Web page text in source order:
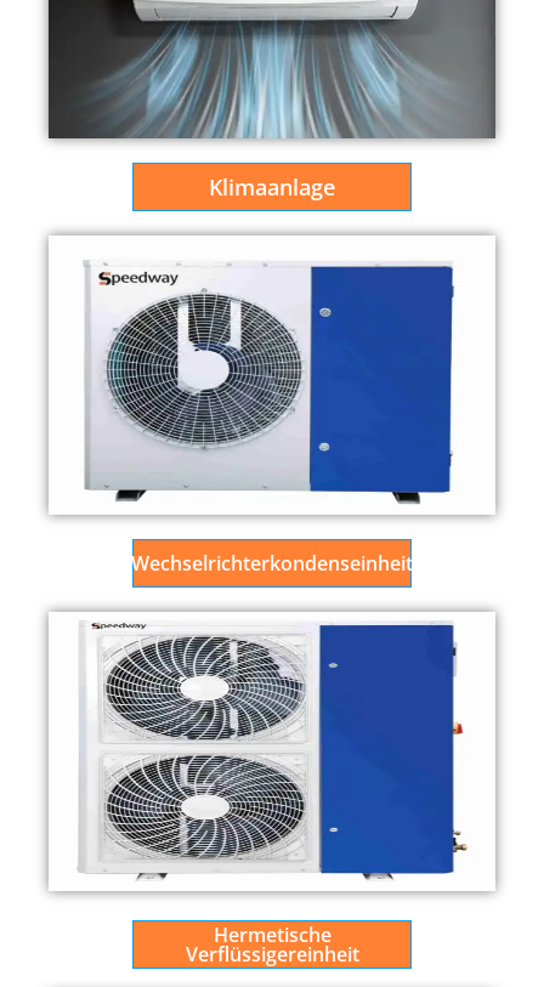
Klimaanlage
Wechselrichterkondenseinheit
Hermetische
Verflüssigereinheit